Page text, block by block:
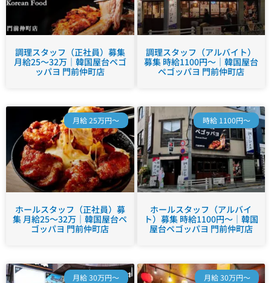
調理スタッフ（正社員）募集
月給25～32万｜韓国屋台ペゴ
ッパヨ 門前仲町店
調理スタッフ（アルバイト）
募集 時給1100円～｜韓国屋台
ペゴッパヨ 門前仲町店
月給 25万円～
ホールスタッフ（正社員）募
集 月給25～32万｜韓国屋台ペ
ゴッパヨ 門前仲町店
時給 1100円～
ホールスタッフ（アルバイ
ト）募集 時給1100円～｜韓国
屋台ペゴッパヨ 門前仲町店
月給 30万円～ 月給 30万円～